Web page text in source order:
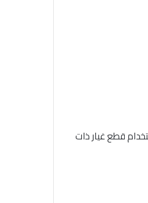
قطع غيار ذات